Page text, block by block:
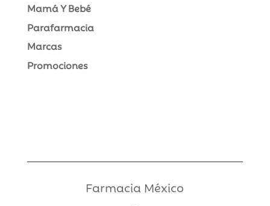
Mamá Y Bebé
Parafarmacia
Marcas
Promociones
Farmacia México